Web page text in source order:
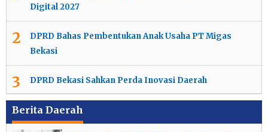
Digital 2027
2
DPRD Bahas Pembentukan Anak Usaha PT Migas
Bekasi
3 DPRD Bekasi Sahkan Perda Inovasi Daerah
Berita Daerah